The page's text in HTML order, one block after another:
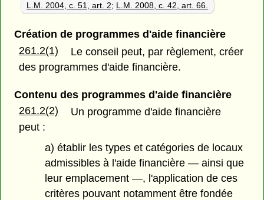
L.M. 2004, c. 51, art. 2; L.M. 2008, c. 42, art. 66.
Création de programmes d'aide financière
261.2(1)
Le conseil peut, par règlement, créer
des programmes d'aide financière.
Contenu des programmes d'aide financière
261.2(2)
Un programme d'aide financière
peut :
a) établir les types et catégories de locaux
admissibles à l'aide financière — ainsi que
leur emplacement —, l'application de ces
critères pouvant notamment être fondée